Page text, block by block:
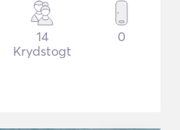
14
Krydstogt
0